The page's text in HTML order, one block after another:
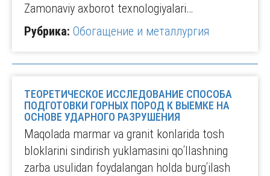
Zamonaviy axborot texnologiyalari…
Рубрика: Обогащение и металлургия
ТЕОРЕТИЧЕСКОЕ ИССЛЕДОВАНИЕ СПОСОБА
ПОДГОТОВКИ ГОРНЫХ ПОРОД К ВЫЕМКЕ НА
ОСНОВЕ УДАРНОГО РАЗРУШЕНИЯ
Maqolada marmar va granit konlarida tosh
bloklarini sindirish yuklamasini qoʹllashning
zarba usulidan foydalangan holda burgʹilash